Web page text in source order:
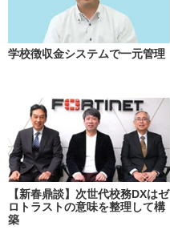
学校徴収金システムで一元管理
【新春鼎談】次世代校務DXはゼ
ロトラストの意味を整理して構
築